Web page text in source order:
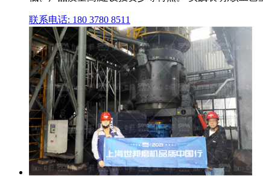
联系电话: 180 3780 8511